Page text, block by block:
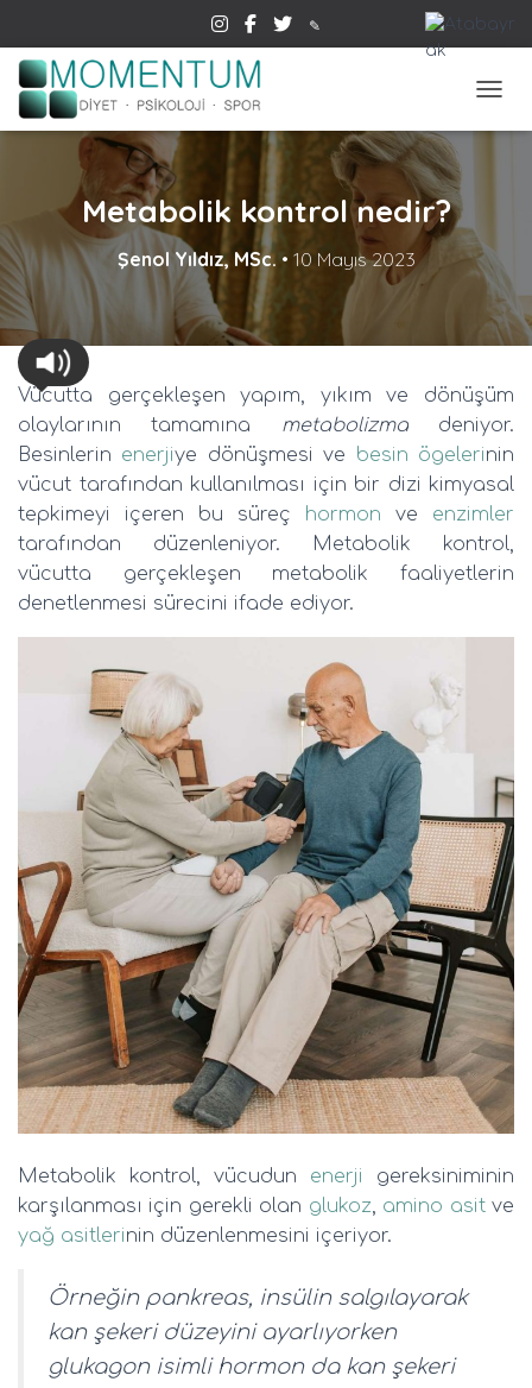
✎
Metabolik kontrol nedir?
Şenol Yıldız, MSc.• 10 Mayıs 2023
Vücutta gerçekleşen yapım, yıkım ve dönüşüm
olaylarının tamamına metabolizmadeniyor.
Besinlerin enerjiye dönüşmesi ve besin ögelerinin
vücut tarafından kullanılması için bir dizi kimyasal
tepkimeyi içeren bu süreç hormon ve enzimler
tarafından düzenleniyor. Metabolik kontrol,
vücutta gerçekleşen metabolik faaliyetlerin
denetlenmesi sürecini ifade ediyor.
Metabolik kontrol, vücudun enerji
gereksiniminin
karşılanması için gerekli olan glukoz, amino asitve
yağ asitlerinin düzenlenmesini içeriyor.
Örneğin pankreas, insülin salgılayarak
kan şekeri düzeyini ayarlıyorken
glukagon isimli hormon da kan şekeri